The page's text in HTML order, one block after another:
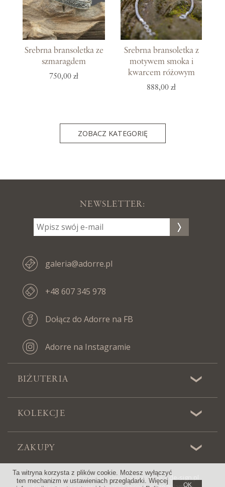
Srebrna bransoletka ze
szmaragdem
750,00 zł
Srebrna bransoletka z
motywem smoka i
kwarcem różowym
888,00 zł
ZOBACZ KATEGORIĘ
NEWSLETTER:
galeria@adorre.pl
+48 607 345 978
Dołącz do Adorre na FB
Adorre na Instagramie
BIŻUTERIA
KOLEKCJE
ZAKUPY
Ta witryna korzysta z plików cookie. Możesz wyłączyć
ten mechanizm w ustawieniach przeglądarki. Więcej
OK
Adorre © 2022 - Wszelkie prawa zastrzeżone |de-sign.pl